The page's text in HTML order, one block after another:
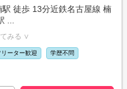
徒歩 13分近鉄名古屋線 楠
...
みる ∨
リーター歓迎 学歴不問